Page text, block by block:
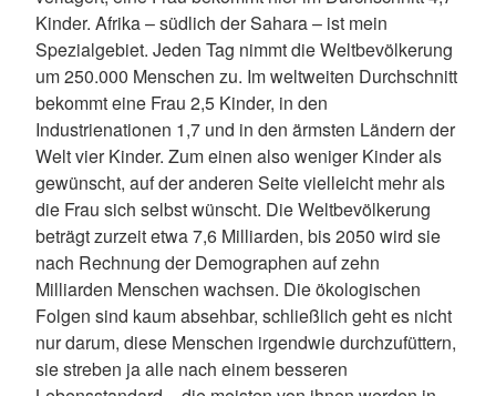
Kinder. Afrika – südlich der Sahara – ist mein
Spezialgebiet. Jeden Tag nimmt die Weltbevölkerung
um 250.000 Menschen zu. Im weltweiten Durchschnitt
bekommt eine Frau 2,5 Kinder, in den
Industrienationen 1,7 und in den ärmsten Ländern der
Welt vier Kinder. Zum einen also weniger Kinder als
gewünscht, auf der anderen Seite vielleicht mehr als
die Frau sich selbst wünscht. Die Weltbevölkerung
beträgt zurzeit etwa 7,6 Milliarden, bis 2050 wird sie
nach Rechnung der Demographen auf zehn
Milliarden Menschen wachsen. Die ökologischen
Folgen sind kaum absehbar, schließlich geht es nicht
nur darum, diese Menschen irgendwie durchzufüttern,
sie streben ja alle nach einem besseren